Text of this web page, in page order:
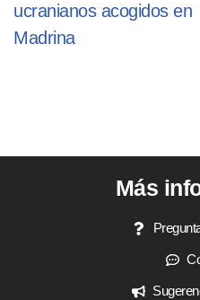
ucranianos acogidos en
Madrina
Más